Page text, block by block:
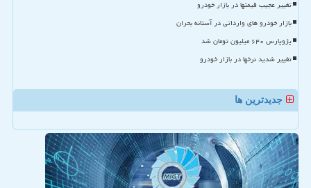
تغییر عجیب قیمتها در بازار خودرو
بازار خودرو های وارداتی در آستانه بحران
پژوپارس ۶۴۰ میلیون تومان شد
تغییر شدید نرخها در بازار خودرو
جدیدترین ها